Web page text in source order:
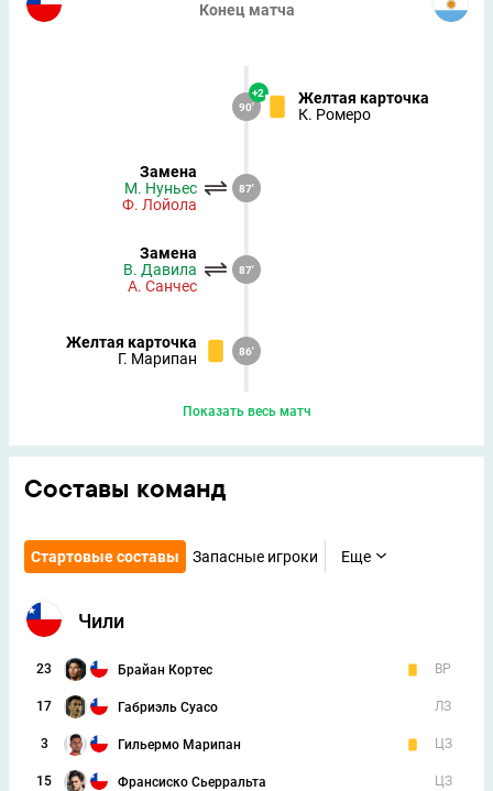
Конец матча
90'
+2
Желтая карточка
К. Ромеро
Замена
М. Нуньес
Ф. Лойола
87'
Замена
В. Давила
А. Санчес
87'
Желтая карточка
Г. Марипан
86'
Показать весь матч
Составы команд
Стартовые составы Запасные игроки Еще
Чили
23 Брайан Кортес ВР
17 Габриэль Суасо ЛЗ
3 Гильермо Марипан ЦЗ
15 Франсиско Сьерральта ЦЗ